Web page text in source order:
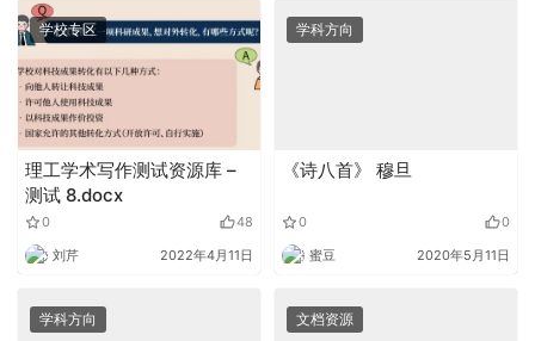
学校专区
理工学术写作测试资源库 –
测试 8.docx
0 48
刘芹 2022年4月11日
学科方向
《诗八首》 穆旦
0 0
蜜豆 2020年5月11日
学科方向 文档资源